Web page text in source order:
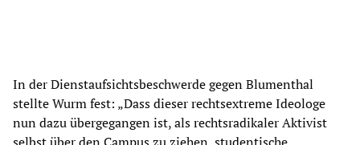
In der Dienstaufsichtsbeschwerde gegen Blumenthal
stellte Wurm fest: „Dass dieser rechtsextreme Ideologe
nun dazu übergegangen ist, als rechtsradikaler Aktivist
selbst über den Campus zu ziehen, studentische